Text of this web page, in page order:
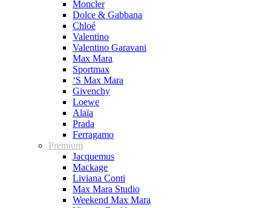
Moncler
Dolce & Gabbana
Chloé
Valentino
Valentino Garavani
Max Mara
Sportmax
‘S Max Mara
Givenchy
Loewe
Alaïa
Prada
Ferragamo
Premium
Jacquemus
Mackage
Liviana Conti
Max Mara Studio
Weekend Max Mara